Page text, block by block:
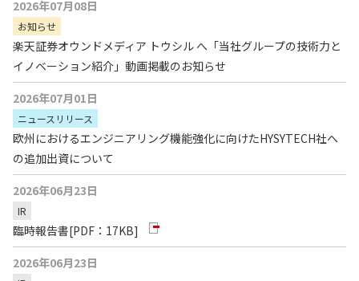
2026年07月08日
お知らせ
楽天証券オウンドメディア トウシル へ「当社グループの技術力と
イノベーション紹介」動画掲載のお知らせ
2026年07月01日
ニュースリリース
欧州におけるエンジニアリング機能強化に向けたHYSYTECH社へ
の追加出資について
2026年06月23日
IR
臨時報告書[PDF：17KB]
2026年06月23日